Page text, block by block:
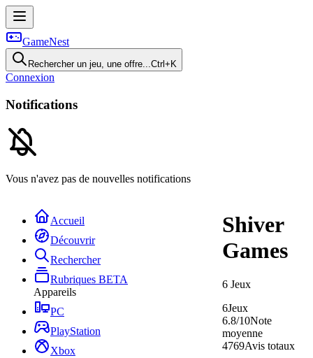
GameNest
Rechercher un jeu, une offre...Ctrl+K
Connexion
Notifications
Vous n'avez pas de nouvelles notifications
Accueil
Découvrir
Rechercher
Rubriques BETA
Appareils
PC
PlayStation
Xbox
Shiver
Games
6 Jeux
6Jeux
6.8/10Note
moyenne
4769Avis totaux